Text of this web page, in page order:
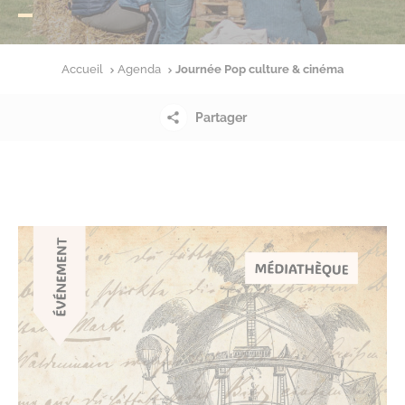
Accueil Agenda Journée Pop culture & cinéma
Partager